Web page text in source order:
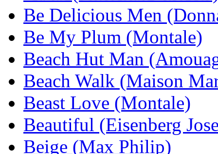
Be Delicious Men
Be My Plum (Montale)
Beach Hut Man
Beach Walk (Maison
Beast Love (Montale)
Beautiful (Eisenberg
Beige (Max Philip)